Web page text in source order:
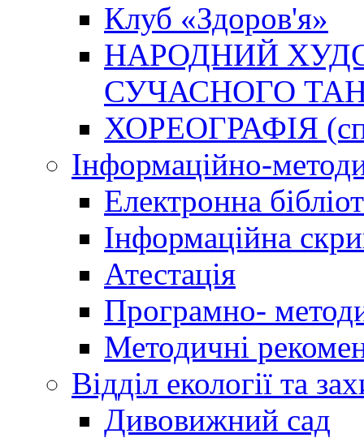
Клуб «Здоров'я»
НАРОДНИЙ
СУЧАСНОГО
ХОРЕОГРАФІЯ
Інформаційно-
Електронна
Інформаційна
Атестація
Програмно-
Методичні
Відділ екології та
Дивовижний сад